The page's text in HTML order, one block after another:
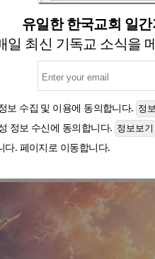
유일한 한국교회 일
일 최신 기독교 소식을
보 수집 및 이용에 동의합니다.
정보 수신에 동의합니다.
다. 페이지로 이동합니다.
제는 하나
가 나타났으니 율법
미치는 하나님의 의